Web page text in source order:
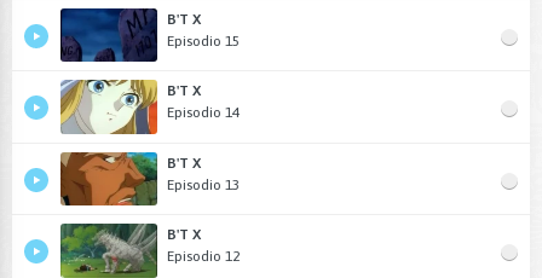
B'T X
Episodio 15
B'T X
Episodio 14
B'T X
Episodio 13
B'T X
Episodio 12